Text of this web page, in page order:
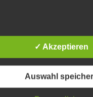
Ihre Bedürfnisse
perfekte
Ergebnis.
Sie gerne zum
betroffene
Verarbeitung
über diese
Daten sicherzustellen.
✓ Akzeptieren
Auswahl